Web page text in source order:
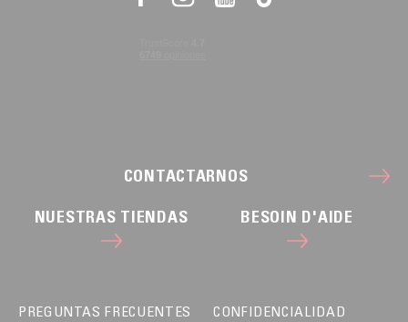
CONTACTARNOS
NUESTRAS TIENDAS BESOIN D'AIDE
PREGUNTAS FRECUENTES
CONFIDENCIALIDAD